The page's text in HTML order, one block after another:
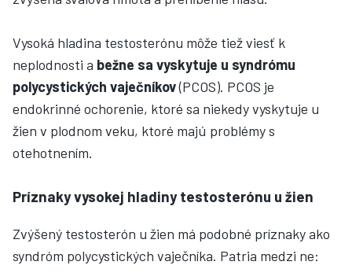
Vysoká hladina testosterónu môže tiež viesť k
neplodnosti a bežne sa vyskytuje u syndrómu
polycystických vaječníkov(PCOS). PCOS je
endokrinné ochorenie, ktoré sa niekedy vyskytuje u
žien v plodnom veku, ktoré majú problémy s
otehotnením.
Príznaky vysokej hladiny testosterónu u žien
Zvýšený testosterón u žien má podobné príznaky ako
syndróm polycystických vaječníka. Patria medzi ne: